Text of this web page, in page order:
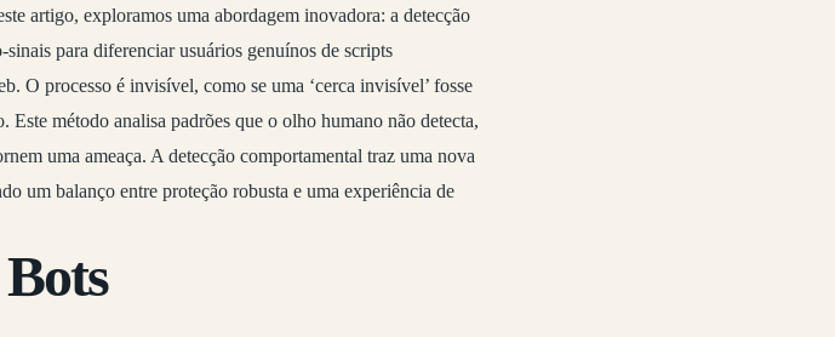
artigo, exploramos uma abordagem inovadora: a detecção
para diferenciar usuários genuínos de scripts
O processo é invisível, como se uma ‘cerca invisível’ fosse
método analisa padrões que o olho humano não detecta,
uma ameaça. A detecção comportamental traz uma nova
um balanço entre proteção robusta e uma experiência de